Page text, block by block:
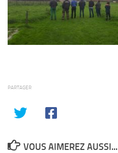
PARTAGER
VOUS AIMEREZ AUSSI...